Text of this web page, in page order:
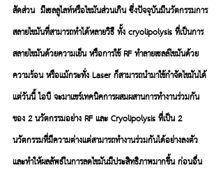
สัดส่วน  มีเซลลูไลท์หรือไขมันส่วนเกิน ซึ่งปัจจุบันมีนวัตกรรมการ
สลายไขมันที่สามารถทำได้หลายวิธี ทั้ง cryolipolysis ที่เป็นการ
สลายไขมันด้วยความเย็น หรือการใช้ RF ทำลายเซลล์ไขมันด้วย
ความร้อน หรือแม้กระทั่ง Laser ก็สามารถนำมาใช้กำจัดไขมันได้
แต่วันนี้ ไอบี จะมาเเชร์เทคนิคการผสมผสานการทำงานร่วมกัน
ของ 2 นวัตกรรมอย่าง RF และ Cryolipolysis ที่เป็น 2
นวัตกรรมที่มีความต่างแต่สามารถทำงานร่วมกันได้อย่างลงตัว
และทำให้ผลลัพธ์ในการลดไขมันมีประสิทธิภาพมากขึ้น ก่อนอื่น